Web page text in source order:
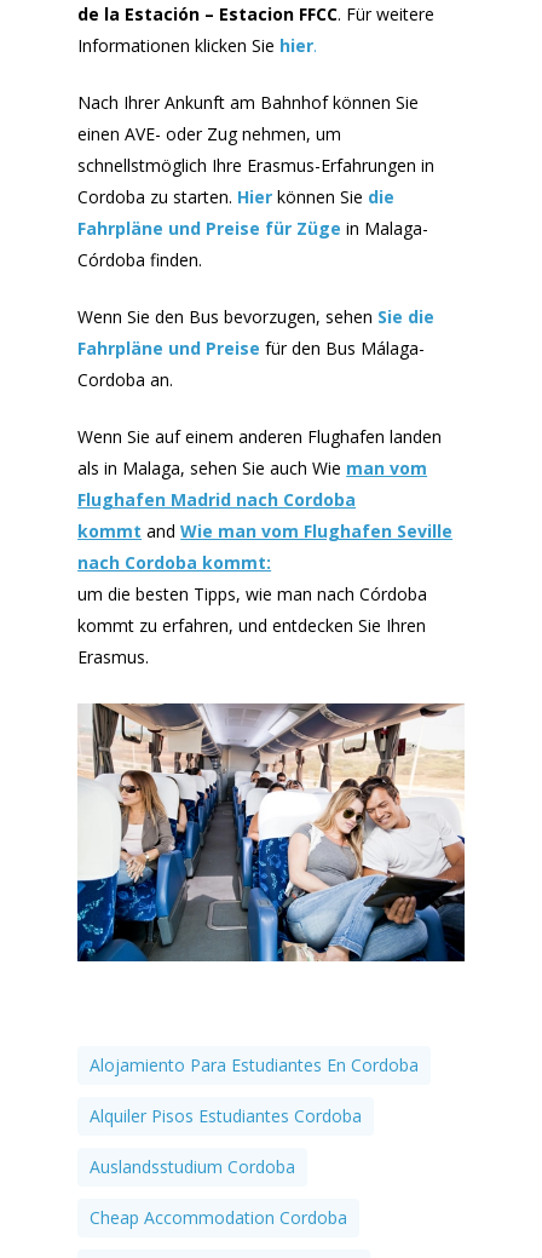
de la Estación – Estacion FFCC. Für weitere
Informationen klicken Sie hier.
Nach Ihrer Ankunft am Bahnhof können Sie
einen AVE- oder Zug nehmen, um
schnellstmöglich Ihre Erasmus-Erfahrungen in
Cordoba zu starten. Hier können Sie die
Fahrpläne und Preise für Züge in Malaga-
Córdoba finden.
Wenn Sie den Bus bevorzugen, sehen Sie die
Fahrpläne und Preise für den Bus Málaga-
Cordoba an.
Wenn Sie auf einem anderen Flughafen landen
als in Malaga, sehen Sie auch Wie man vom
Flughafen Madrid nach Cordoba
kommt andWie man vom Flughafen Seville
nach Cordoba kommt:
um die besten Tipps, wie man nach Córdoba
kommt zu erfahren, und entdecken Sie Ihren
Erasmus.
Alojamiento Para Estudiantes En Cordoba
Alquiler Pisos Estudiantes Cordoba
Auslandsstudium Cordoba
Cheap Accommodation Cordoba